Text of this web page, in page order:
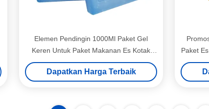
Elemen Pendingin 1000Ml Paket Gel
Keren Untuk Paket Makanan Es Kotak
Dingin
Dapatkan Harga Terbaik
Paket